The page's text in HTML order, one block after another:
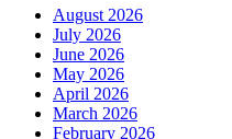
August 2026
July 2026
June 2026
May 2026
April 2026
March 2026
February 2026